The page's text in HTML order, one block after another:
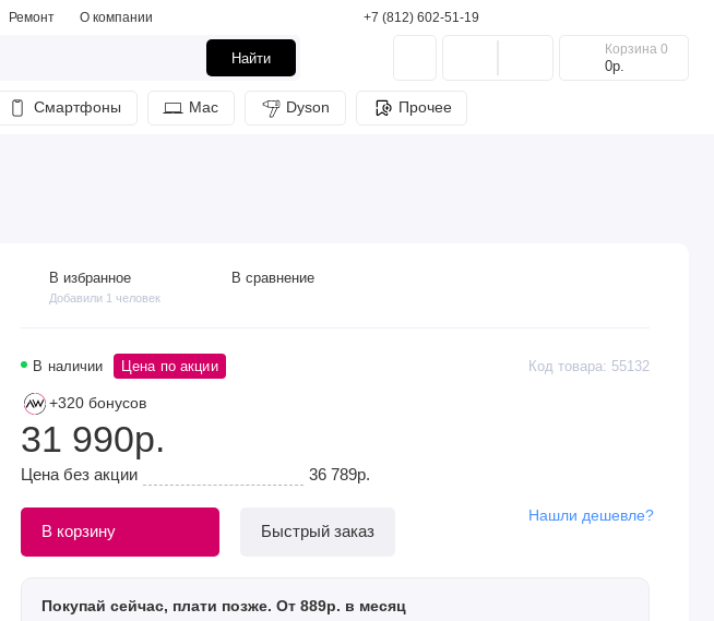
Ремонт О компании +7 (812) 602-51-19
Найти
Корзина 0
0р.
Смартфоны Mac Dyson Прочее
В наличии Код товара: 55132
Цена по акции
+320 бонусов
31 990р.
Цена без акции 36 789р.
В корзину Быстрый заказ
Нашли дешевле?
Покупай сейчас, плати позже. От 889р. в месяц
В избранное
Добавили 1 человек
В сравнение